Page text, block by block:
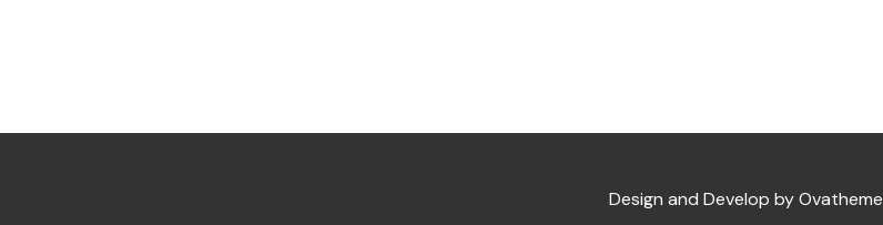
Design and Develop by Ovatheme